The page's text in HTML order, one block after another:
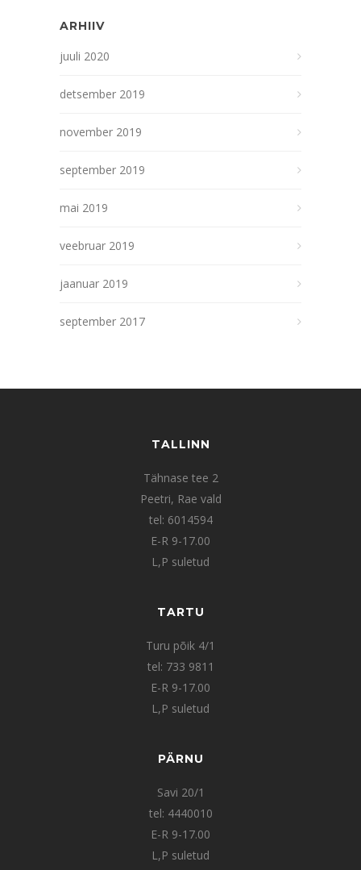
ARHIIV
juuli 2020
detsember 2019
november 2019
september 2019
mai 2019
veebruar 2019
jaanuar 2019
september 2017
TALLINN
Tähnase tee 2
Peetri, Rae vald
tel: 6014594
E-R 9-17.00
L,P suletud
TARTU
Turu põik 4/1
tel: 733 9811
E-R 9-17.00
L,P suletud
PÄRNU
Savi 20/1
tel: 4440010
E-R 9-17.00
L,P suletud